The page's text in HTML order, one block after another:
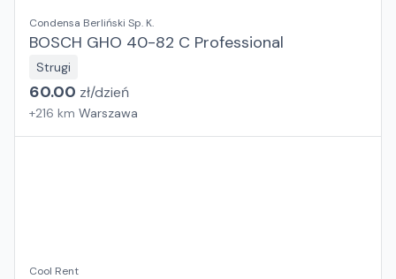
Condensa Berliński Sp. K.
BOSCH GHO 40-82 C Professional
Strugi
60.00 zł/dzień
+216 km Warszawa
Cool Rent